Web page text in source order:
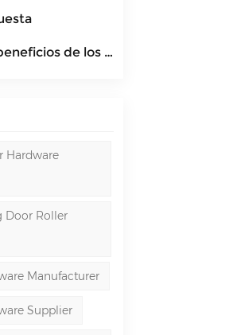
de puerta de aluminio modernos?
Hardware
Door Roller
Manufacturer
Supplier